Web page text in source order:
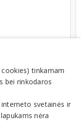
tinkamam
bei rinkodaros
svetainės ir
nėra